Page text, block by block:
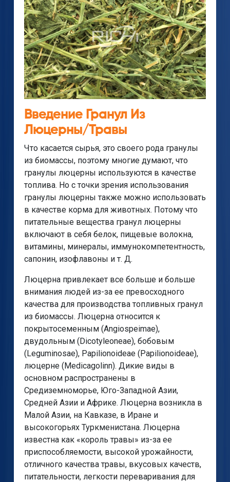
Введение Гранул Из
Люцерны/травы
Что касается сырья, это своего рода гранулы
из биомассы, поэтому многие думают, что
гранулы люцерны используются в качестве
топлива. Но с точки зрения использования
гранулы люцерны также можно использовать
в качестве корма для животных. Потому что
питательные вещества гранул люцерны
включают в себя белок, пищевые волокна,
витамины, минералы, иммунокомпетентность,
сапонин, изофлавоны и т. Д.
Люцерна привлекает все больше и больше
внимания людей из-за ее превосходного
качества для производства топливных гранул
из биомассы. Люцерна относится к
покрытосеменным (Angiospeimae),
двудольным (Dicotyleoneae), бобовым
(Leguminosae), Papilionoideae (Papilionoideae),
люцерне (Medicagolinn). Дикие виды в
основном распространены в
Средиземноморье, Юго-Западной Азии,
Средней Азии и Африке. Люцерна возникла в
Малой Азии, на Кавказе, в Иране и
высокогорьях Туркменистана. Люцерна
известна как «король травы» из-за ее
приспособляемости, высокой урожайности,
отличного качества травы, вкусовых качеств,
питательности, легкости переваривания для